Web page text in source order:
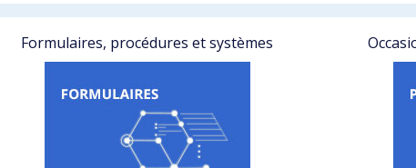
Formulaires, procédures et systèmes